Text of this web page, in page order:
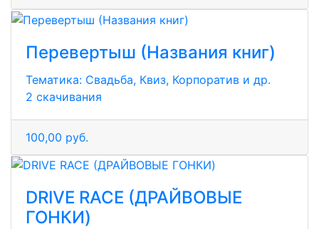
Перевертыш (Названия книг)
Тематика: Свадьба, Квиз, Корпоратив и др.
2 скачивания
100,00 руб.
DRIVE RACE (ДРАЙВОВЫЕ
ГОНКИ)